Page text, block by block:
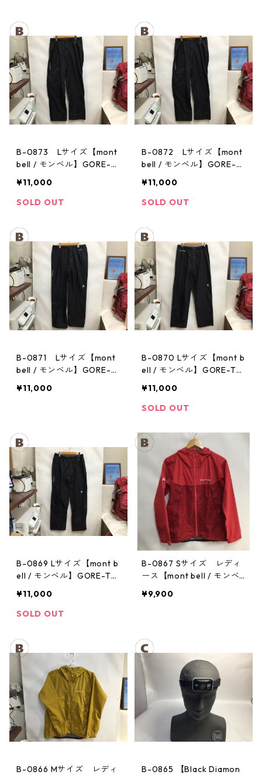
B-0873 Lサイズ【mont
bell / モンベル】GORE-T
パンツ：メンズBK
¥11,000
SOLD OUT
B-0872 Lサイズ【mont
bell / モンベル】GORE-T
パンツ：メンズBK
¥11,000
SOLD OUT
B-0871 Lサイズ【mont
bell / モンベル】GORE-T
パンツ：メンズBK
¥11,000
B-0870 Lサイズ【mont b
ell / モンベル】GORE-TE
ンツ：メンズBK
¥11,000
SOLD OUT
B-0869 Lサイズ【mont b
ell / モンベル】GORE-TE
ンツ：メンズBK
¥11,000
SOLD OUT
B-0867 Sサイズ レディ
ース【mont bell / モンベ
ジャケット： レディース
¥9,900
B-0866 Mサイズ レディ
B-0865 【Black Diamon